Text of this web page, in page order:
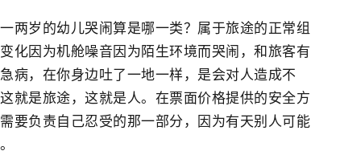
两岁的幼儿哭闹算是哪一类？属于旅途的正常组
化因为机舱噪音因为陌生环境而哭闹，和旅客有
病，在你身边吐了一地一样，是会对人造成不
就是旅途，这就是人。在票面价格提供的安全方
要负责自己忍受的那一部分，因为有天别人可能